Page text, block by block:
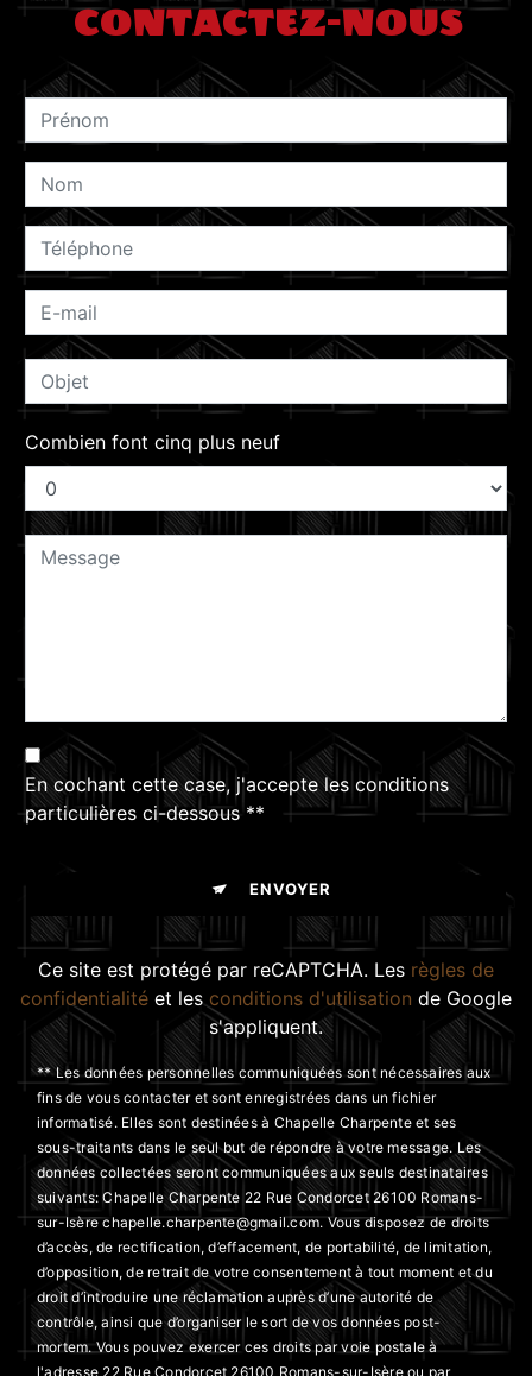
CONTACTEZ-NOUS
Combien font cinq plus neuf
En cochant cette case, j'accepte les conditions
particulières ci-dessous **
ENVOYER
Ce site est protégé par reCAPTCHA. Les règles de
confidentialité et les conditions d'utilisation de Google
s'appliquent.
** Les données personnelles communiquées sont nécessaires aux
fins de vous contacter et sont enregistrées dans un fichier
informatisé. Elles sont destinées à Chapelle Charpente et ses
sous-traitants dans le seul but de répondre à votre message. Les
données collectées seront communiquées aux seuls destinataires
suivants: Chapelle Charpente 22 Rue Condorcet 26100 Romans-
sur-Isère chapelle.charpente@gmail.com. Vous disposez de droits
d’accès, de rectification, d’effacement, de portabilité, de limitation,
d’opposition, de retrait de votre consentement à tout moment et du
droit d’introduire une réclamation auprès d’une autorité de
contrôle, ainsi que d’organiser le sort de vos données post-
mortem. Vous pouvez exercer ces droits par voie postale à
l'adresse 22 Rue Condorcet 26100 Romans-sur-Isère ou par